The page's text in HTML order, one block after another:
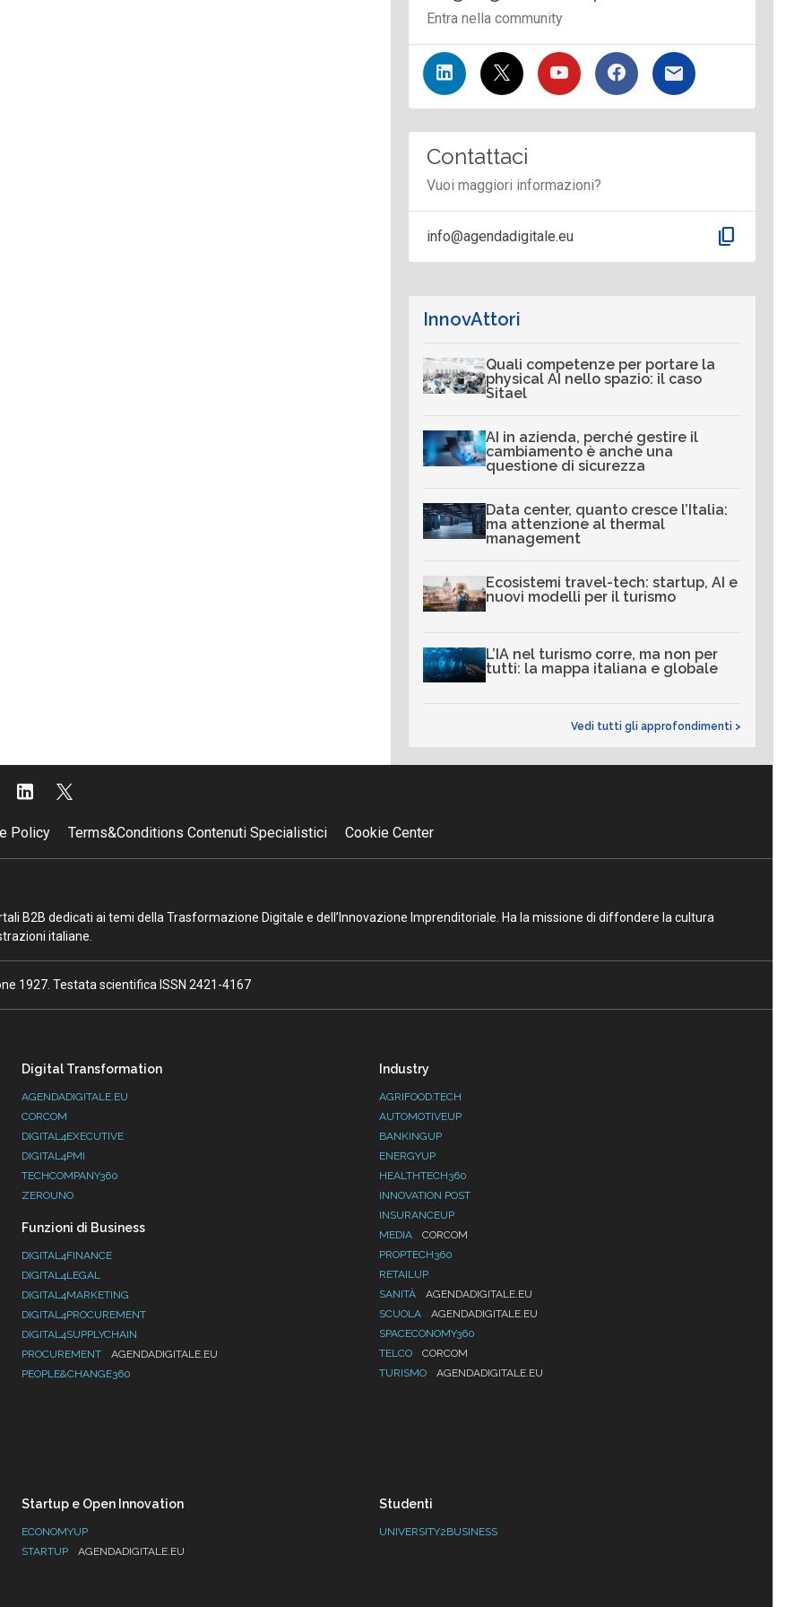
Entra nella community
Contattaci
Vuoi maggiori informazioni?
info@agendadigitale.eu content_copy
InnovAttori
Quali competenze per portare la
physical AI nello spazio: il caso
Sitael
AI in azienda, perché gestire il
cambiamento è anche una
questione di sicurezza
Data center, quanto cresce l’Italia:
ma attenzione al thermal
management
Ecosistemi travel-tech: startup, AI e
nuovi modelli per il turismo
L’IA nel turismo corre, ma non per
tutti: la mappa italiana e globale
Vedi tutti gli approfondimenti >
Policy Terms&Conditions Contenuti Specialistici Cookie Center
B2B dedicati ai temi della Trasformazione Digitale e dell’Innovazione Imprenditoriale. Ha la missione di diffondere la cultura
italiane.
1927. Testata scientifica ISSN 2421-4167
Digital Transformation
AGENDADIGITALE.EU
CORCOM
DIGITAL4EXECUTIVE
DIGITAL4PMI
TECHCOMPANY360
ZEROUNO
Funzioni di Business
DIGITAL4FINANCE
DIGITAL4LEGAL
DIGITAL4MARKETING
DIGITAL4PROCUREMENT
DIGITAL4SUPPLYCHAIN
PROCUREMENT
AGENDADIGITALE.EU
PEOPLE&CHANGE360
Industry
AGRIFOOD.TECH
AUTOMOTIVEUP
BANKINGUP
ENERGYUP
HEALTHTECH360
INNOVATION POST
INSURANCEUP
MEDIA
CORCOM
PROPTECH360
RETAILUP
SANITÀ
AGENDADIGITALE.EU
SCUOLA
AGENDADIGITALE.EU
SPACECONOMY360
TELCO
CORCOM
TURISMO
AGENDADIGITALE.EU
Startup e Open Innovation
ECONOMYUP
STARTUP
AGENDADIGITALE.EU
Studenti
UNIVERSITY2BUSINESS